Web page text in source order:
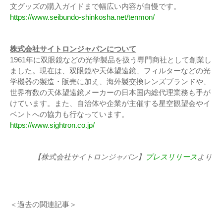
文グッズの購入ガイドまで幅広い内容が自慢です。
https://www.seibundo-shinkosha.net/tenmon/
株式会社サイトロンジャパンについて
1961年に双眼鏡などの光学製品を扱う専門商社として創業し
ました。現在は、双眼鏡や天体望遠鏡、フィルターなどの光
学機器の製造・販売に加え、海外製交換レンズブランドや、
世界有数の天体望遠鏡メーカーの日本国内総代理業務も手が
けています。また、自治体や企業が主催する星空観望会やイ
ベントへの協力も行なっています。
https://www.sightron.co.jp/
【株式会社サイトロンジャパン】 プレスリリースより
＜過去の関連記事＞